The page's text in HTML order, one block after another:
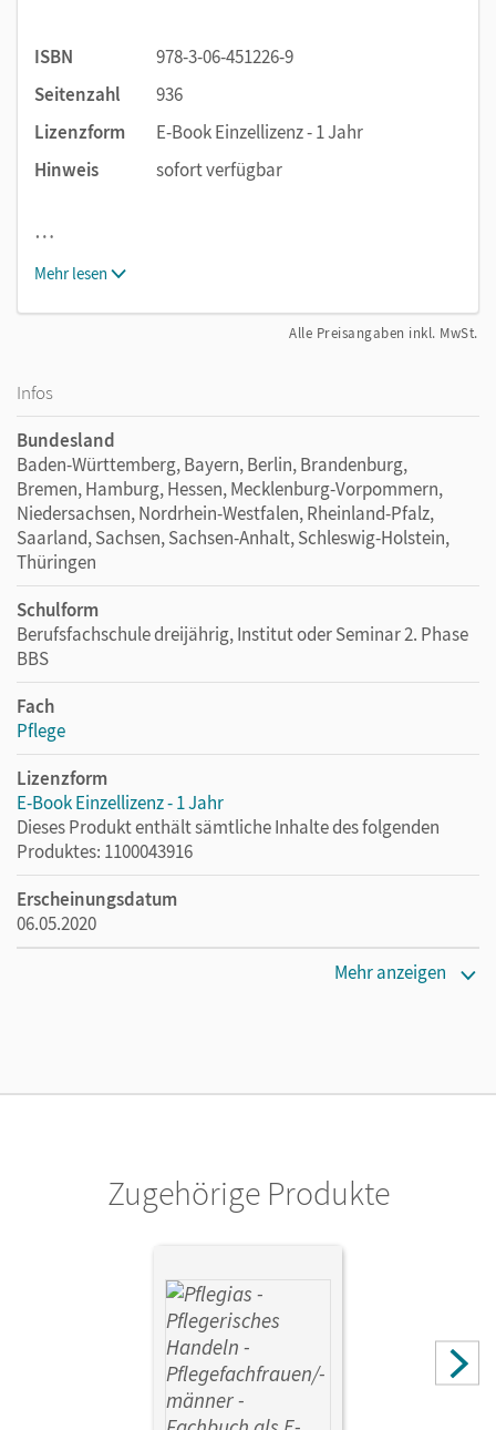
ISBN
978-3-06-451226-9
Seitenzahl
936
Lizenzform
E-Book Einzellizenz - 1 Jahr
Hinweis
sofort verfügbar
…
Mehr lesen
Alle Preisangaben inkl. MwSt.
Infos
Bundesland
Baden-Württemberg, Bayern, Berlin, Brandenburg,
Bremen, Hamburg, Hessen, Mecklenburg-Vorpommern,
Niedersachsen, Nordrhein-Westfalen, Rheinland-Pfalz,
Saarland, Sachsen, Sachsen-Anhalt, Schleswig-Holstein,
Thüringen
Schulform
Berufsfachschule dreijährig, Institut oder Seminar 2. Phase
BBS
Fach
Pflege
Lizenzform
E-Book Einzellizenz - 1 Jahr
Dieses Produkt enthält sämtliche Inhalte des folgenden
Produktes: 1100043916
Erscheinungsdatum
06.05.2020
Cornelsen Verlag
Weißbarth, Wiebke; Hertel, Frank; Lütkenhaus, Eva;
Altmeppen, Thomas; Klapper, Antje; Sauer, Jochen; Heske,
Stephan; Lohmann, Heike; Schult, Martina; Vogel, Elke;
Scholz, Ingeborg; Scholz, Ulrike; Eggert, Stefanie; Kobbert,
Mehr anzeigen
Zugehörige Produkte